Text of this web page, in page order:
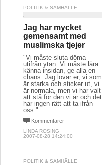
POLITIK & SAMHÄLLE
Jag har mycket
gemensamt med
muslimska tjejer
"Vi måste sluta döma
utifrån ytan. Vi måste lära
känna insidan, ge alla en
chans. Jag lovar er, vi som
är starka och sticker ut, vi
är normala, men vi har valt
att stå för den vi är och det
har ingen rätt att ta ifrån
oss."
Kommentarer
LINDA ROSING
2007-08-28 14:24:00
POLITIK & SAMHÄLLE